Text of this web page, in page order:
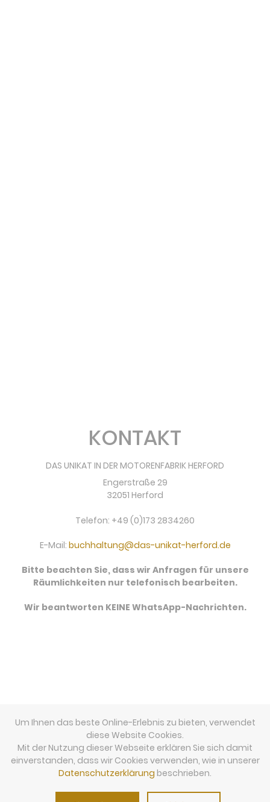
Um Ihnen das beste Online-Erlebnis zu bieten, verwendet
diese Website Cookies.
Mit der Nutzung dieser Webseite erklären Sie sich damit
einverstanden, dass wir Cookies verwenden, wie in unserer
Datenschutzerklärung beschrieben.
KONTAKT
DAS UNIKAT IN DER MOTORENFABRIK HERFORD
Engerstraße 29
32051 Herford
Telefon: +49 (0)173 2834260
E-Mail: buchhaltung@das-unikat-herford.de
Bitte beachten Sie, dass wir Anfragen für unsere
Räumlichkeiten nur telefonisch bearbeiten.
Wir beantworten KEINE WhatsApp-Nachrichten.